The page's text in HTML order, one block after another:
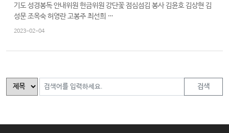
기도 성경봉독 안내위원 헌금위원 강단꽃 점심섬김 봉사 김윤호 김상현 김
성문 조옥숙 허영란 고봉주 최선희 …
2023-02-04
검색